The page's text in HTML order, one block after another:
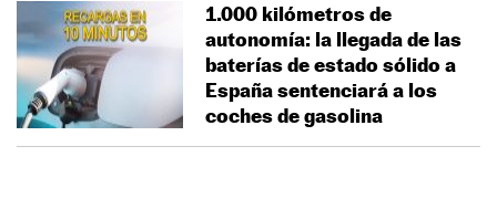
1.000 kilómetros de
autonomía: la llegada de las
baterías de estado sólido a
España sentenciará a los
coches de gasolina